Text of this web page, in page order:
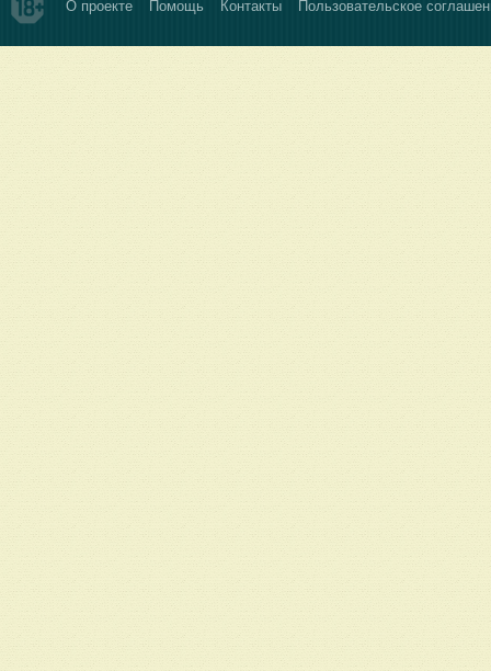
О проекте Помощь Контакты Пользовательское